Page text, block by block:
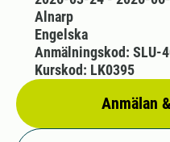
Alnarp
Engelska
Anmälan
Anmälningskod: SLU-
Kurskod: LK0395